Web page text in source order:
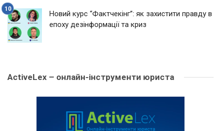
Новий курс “Фактчекінг”: як захистити правду в
епоху дезінформації та криз
ActiveLex – онлайн-інструменти юриста